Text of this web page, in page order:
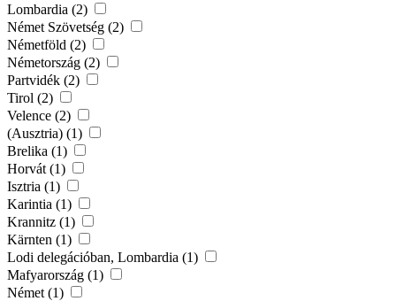
Lombardia (2)
Német Szövetség (2)
Németföld (2)
Németország (2)
Partvidék (2)
Tirol (2)
Velence (2)
(Ausztria) (1)
Brelika (1)
Horvát (1)
Isztria (1)
Karintia (1)
Krannitz (1)
Kärnten (1)
Lodi delegációban, Lombardia (1)
Mafyarország (1)
Német (1)